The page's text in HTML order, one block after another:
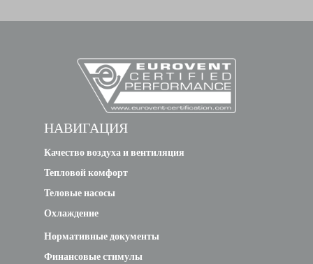
НАВИГАЦИЯ
Качество воздуха и вентиляция
Тепловой комфорт
Теловые насосы
Охлаждение
Нормативные документы
Финансовые стимулы